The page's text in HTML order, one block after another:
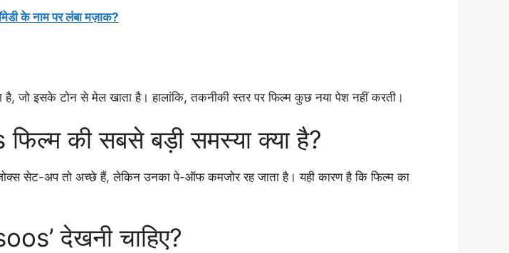
के नाम पर लंबा मज़ाक?
जो इसके टोन से मेल खाता है। हालांकि, तकनीकी स्तर पर फिल्म कुछ नया पेश नहीं करती।
की सबसे बड़ी समस्या क्या है?
सेट-अप तो अच्छे हैं, लेकिन उनका पे-ऑफ कमजोर रह जाता है। यही कारण है कि फिल्म का
देखनी चाहिए?